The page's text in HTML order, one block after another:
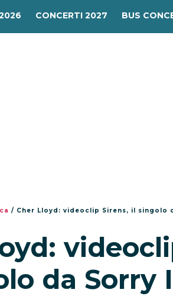
CONCERTI 2027 BUS
/ Cher Lloyd: videoclip Sirens, il singolo
da Sorry